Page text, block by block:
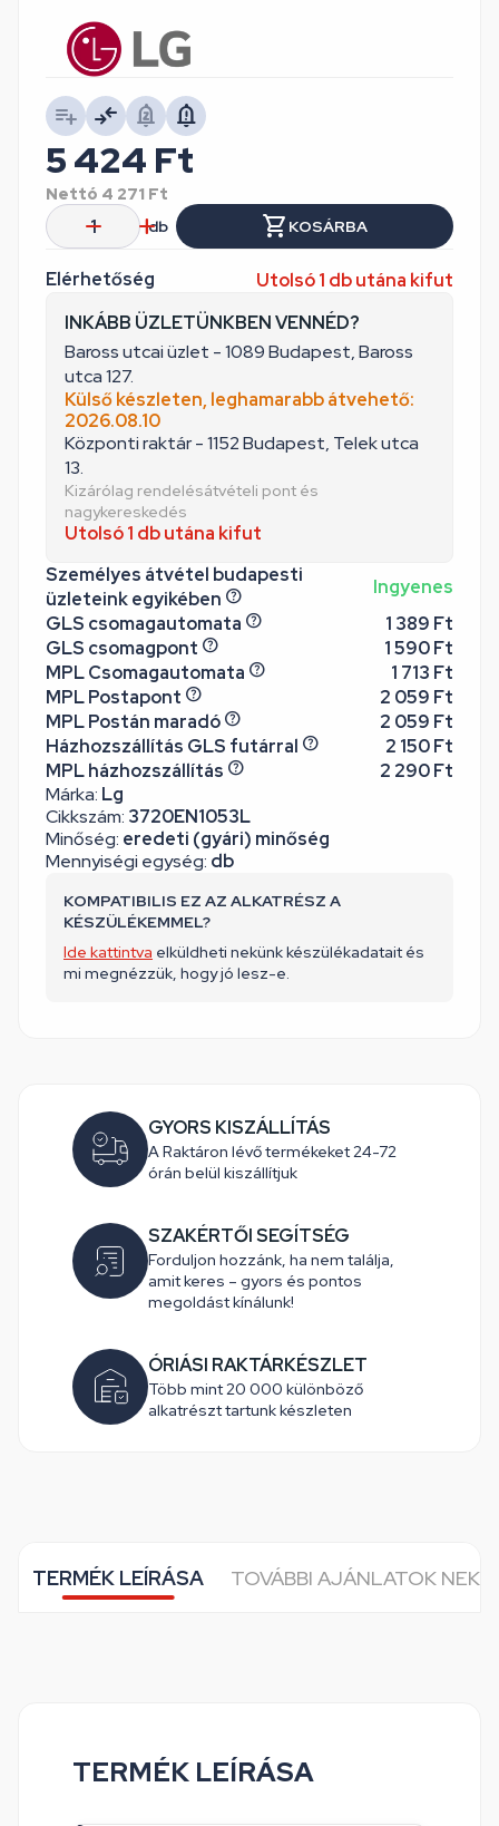
Márka: Lg
Cikkszám: 3720EN1053L
Minőség: eredeti (gyári) minőség
Mennyiségi egység: db
Elérhetőség
Utolsó 1 db utána kifut
INKÁBB ÜZLETÜNKBEN VENNÉD?
Baross utcai üzlet - 1089 Budapest, Baross
utca 127.
Külső készleten, leghamarabb átvehető:
2026.08.10
Központi raktár - 1152 Budapest, Telek utca
13.
Kizárólag rendelésátvételi pont és
nagykereskedés
Utolsó 1 db utána kifut
Személyes átvétel budapesti
üzleteink egyikében
Ingyenes
GLS csomagautomata
1 389 Ft
GLS csomagpont
1 590 Ft
MPL Csomagautomata
1 713 Ft
MPL Postapont
2 059 Ft
MPL Postán maradó
2 059 Ft
Házhozszállítás GLS futárral
2 150 Ft
MPL házhozszállítás
2 290 Ft
KOMPATIBILIS EZ AZ ALKATRÉSZ A
KÉSZÜLÉKEMMEL?
Ide kattintva elküldheti nekünk készülékadatait és
mi megnézzük, hogy jó lesz-e.
5 424 Ft
Nettó 4 271 Ft
db
KOSÁRBA
GYORS KISZÁLLÍTÁS
A Raktáron lévő termékeket 24-72
órán belül kiszállítjuk
SZAKÉRTŐI SEGÍTSÉG
Forduljon hozzánk, ha nem találja,
amit keres – gyors és pontos
megoldást kínálunk!
ÓRIÁSI RAKTÁRKÉSZLET
Több mint 20 000 különböző
alkatrészt tartunk készleten
TERMÉK LEÍRÁSA TOVÁBBI AJÁNLATOK
TERMÉK LEÍRÁSA